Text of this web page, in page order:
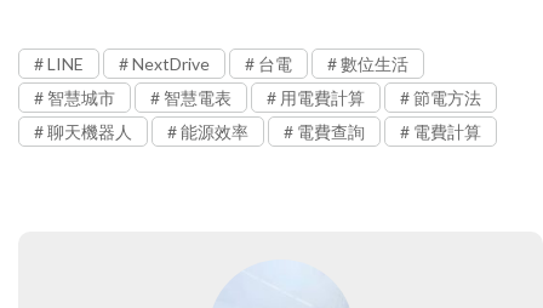
LINE NextDrive 台電
數位生活
智慧城市
智慧電表 用電費計算
節電方法
聊天機器人
能源效率 電費查詢 電費計算